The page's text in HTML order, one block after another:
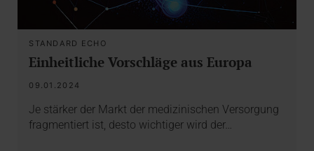
STANDARD ECHO
Einheitliche Vorschläge aus Europa
09.01.2024
Je stärker der Markt der medizinischen Versorgung
fragmentiert ist, desto wichtiger wird der…